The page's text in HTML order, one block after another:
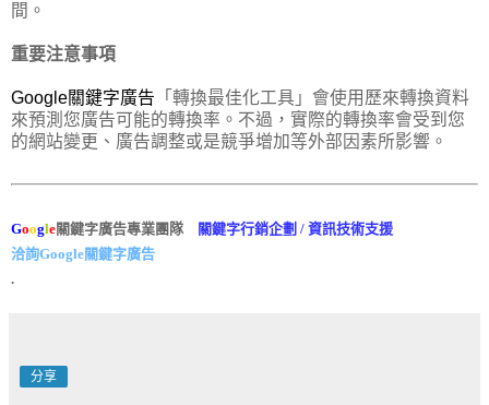
間。
重要注意事項
Google關鍵字廣告 「轉換最佳化工具」會使用歷來轉換資料
來預測您廣告可能的轉換率。不過，實際的轉換率會受到您
的網站變更、廣告調整或是競爭增加等外部因素所影響。
Google關鍵字廣告專業團隊
關鍵字行銷企劃 / 資訊技術支援
洽詢Google關鍵字廣告
.
分享